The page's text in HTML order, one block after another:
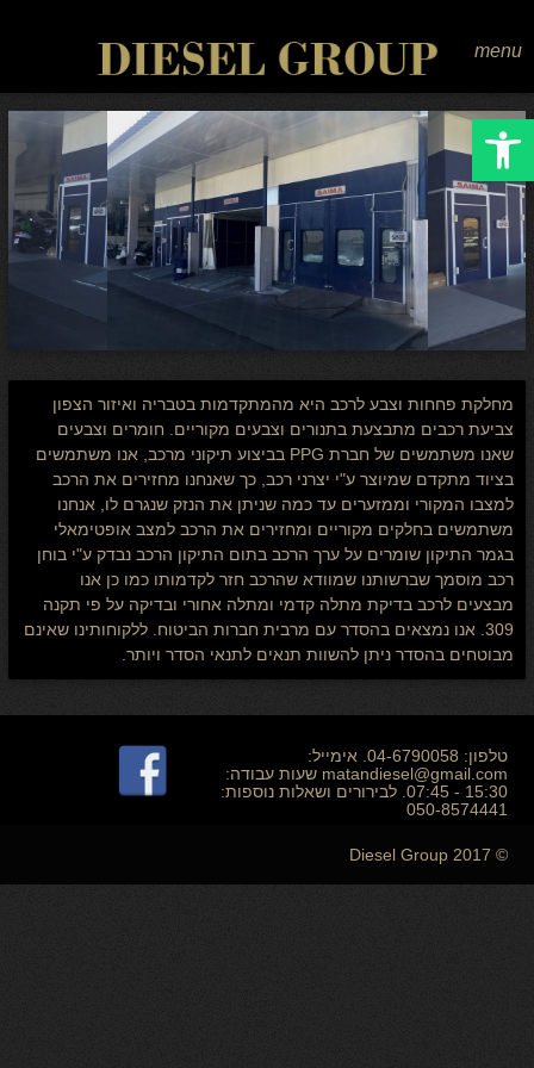
Open toolbar
menu
מחלקת פחחות וצבע לרכב היא מהמתקדמות בטבריה ואיזור הצפון
צביעת רכבים מתבצעת בתנורים וצבעים מקוריים. חומרים וצבעים
שאנו משתמשים של חברת PPG בביצוע תיקוני מרכב, אנו משתמשים
בציוד מתקדם שמיוצר ע"י יצרני רכב, כך שאנחנו מחזירים את הרכב
למצבו המקורי וממזערים עד כמה שניתן את הנזק שנגרם לו, אנחנו
משתמשים בחלקים מקוריים ומחזירים את הרכב למצב אופטימאלי
בגמר התיקון שומרים על ערך הרכב בתום התיקון הרכב נבדק ע"י בוחן
רכב מוסמך שברשותנו שמוודא שהרכב חזר לקדמותו כמו כן אנו
מבצעים לרכב בדיקת מתלה קדמי ומתלה אחורי ובדיקה על פי תקנה
309. אנו נמצאים בהסדר עם מרבית חברות הביטוח. ללקוחותינו שאינם
מבוטחים בהסדר ניתן להשוות תנאים לתנאי הסדר ויותר.
טלפון: 04-6790058. אימייל:
matandiesel@gmail.com שעות עבודה:
15:30 - 07:45. לבירורים ושאלות נוספות:
050-8574441
© Diesel Group 2017